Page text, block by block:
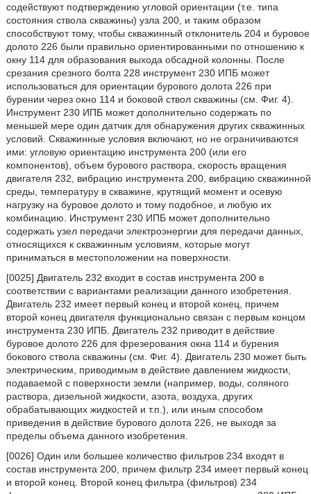
содействуют подтверждению угловой ориентации (т.е. типа
состояния ствола скважины) узла 200, и таким образом
способствуют тому, чтобы скважинный отклонитель 204 и буровое
долото 226 были правильно ориентированными по отношению к
окну 114 для образования выхода обсадной колонны. После
срезания срезного болта 228 инструмент 230 ИПБ может
использоваться для ориентации бурового долота 226 при
бурении через окно 114 и боковой ствол скважины (см. Фиг. 4).
Инструмент 230 ИПБ может дополнительно содержать по
меньшей мере один датчик для обнаружения других скважинных
условий. Скважинные условия включают, но не ограничиваются
ими: угловую ориентацию инструмента 200 (или его
компонентов), объем бурового раствора, скорость вращения
двигателя 232, вибрацию инструмента 200, вибрацию скважинной
среды, температуру в скважине, крутящий момент и осевую
нагрузку на буровое долото и тому подобное, и любую их
комбинацию. Инструмент 230 ИПБ может дополнительно
содержать узел передачи электроэнергии для передачи данных,
относящихся к скважинным условиям, которые могут
приниматься в местоположении на поверхности.
[0025] Двигатель 232 входит в состав инструмента 200 в
соответствии с вариантами реализации данного изобретения.
Двигатель 232 имеет первый конец и второй конец, причем
второй конец двигателя функционально связан с первым концом
инструмента 230 ИПБ. Двигатель 232 приводит в действие
буровое долото 226 для фрезерования окна 114 и бурения
бокового ствола скважины (см. Фиг. 4). Двигатель 230 может быть
электрическим, приводимым в действие давлением жидкости,
подаваемой с поверхности земли (например, воды, соляного
раствора, дизельной жидкости, азота, воздуха, других
обрабатывающих жидкостей и т.п.), или иным способом
приведения в действие бурового долота 226, не выходя за
пределы объема данного изобретения.
[0026] Один или большее количество фильтров 234 входят в
состав инструмента 200, причем фильтр 234 имеет первый конец
и второй конец. Второй конец фильтра (фильтров) 234